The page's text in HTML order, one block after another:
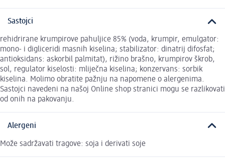
Sastojci
rehidrirane krumpirove pahuljice 85% (voda, krumpir, emulgator:
mono- i digliceridi masnih kiselina; stabilizator: dinatrij difosfat;
antioksidans: askorbil palmitat), rižino brašno, krumpirov škrob,
sol, regulator kiselosti: mliječna kiselina; konzervans: sorbik
kiselina. Molimo obratite pažnju na napomene o alergenima.
Sastojci navedeni na našoj Online shop stranici mogu se razlikovati
od onih na pakovanju.
Alergeni
Može sadržavati tragove: soja i derivati soje